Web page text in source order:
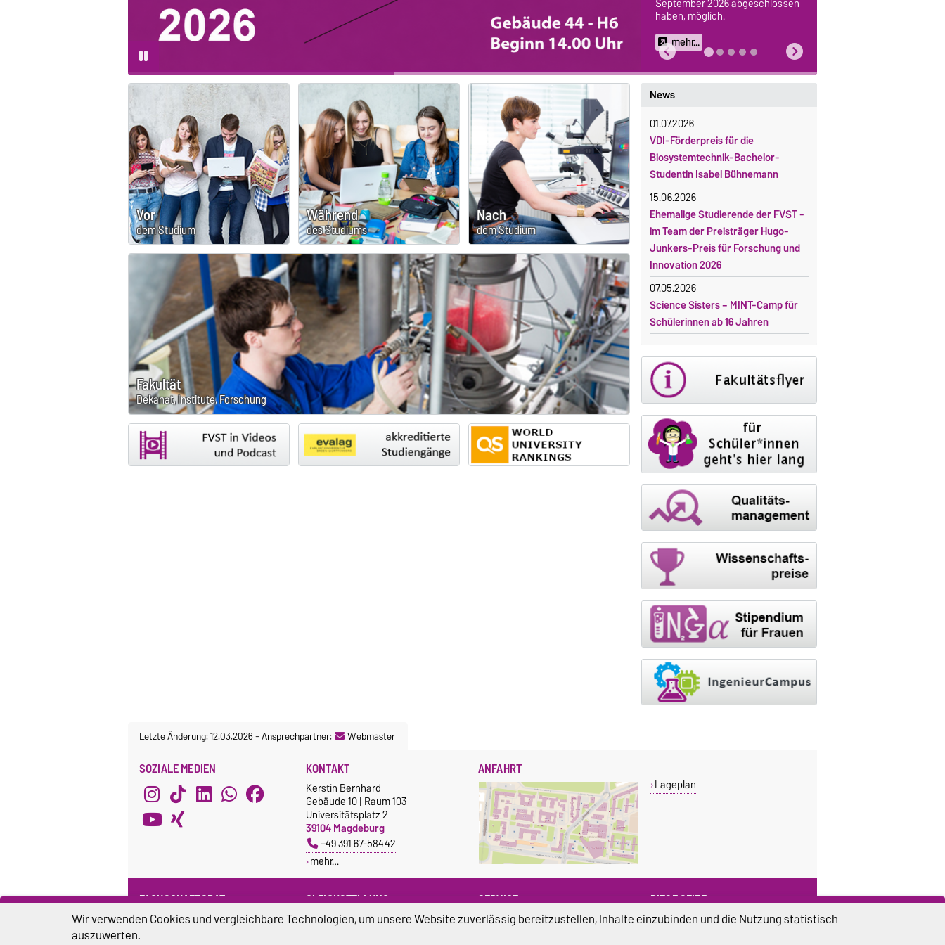
haben, möglich.
mehr...
Vor
dem Studium
Während
des Studiums
Nach
dem Studium
Fakultät
Dekanat, Institute, Forschung
News
01.07.2026
VDI-Förderpreis für die
Biosystemtechnik-Bachelor-
Studentin Isabel Bühnemann
15.06.2026
Ehemalige Studierende der FVST -
im Team der Preisträger Hugo-
Junkers-Preis für Forschung und
Innovation 2026
07.05.2026
Science Sisters – MINT-Camp für
Schülerinnen ab 16 Jahren
Letzte Änderung: 12.03.2026-Ansprechpartner: Webmaster
SOZIALE MEDIEN KONTAKT
Kerstin Bernhard
Gebäude 10 | Raum 103
Universitätsplatz 2
39104 Magdeburg
+49 391 67-58442
mehr…
ANFAHRT
Lageplan
FACHSCHAFTSRAT
Webseite
GLEICHSTELLUNG
Gleichstellungsbeauftragte der
SERVICE
Universitätsrechenzentrum
DIESE SEITE
Vorlesen
Wir verwenden Cookies und vergleichbare Technologien, um unsere Website zuverlässig bereitzustellen, Inhalte einzubinden und die Nutzung statistisch
auszuwerten.